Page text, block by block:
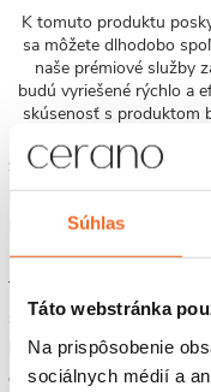
Súhlas
Táto webstránka
Na prispôsobenie
sociálnych médií a
K tomuto produktu
sa môžete dlhodobo
naše prémiové služby
budú vyriešené rýchlo a
skúsenosť s produktom
Sprchová vanička značky
hľadajú kombináciu
kúpeľne.
Táto vanička je vďaka
škálu kúpeľní. Originálny
líniami a štruktúrou
elegantný vzhľad.